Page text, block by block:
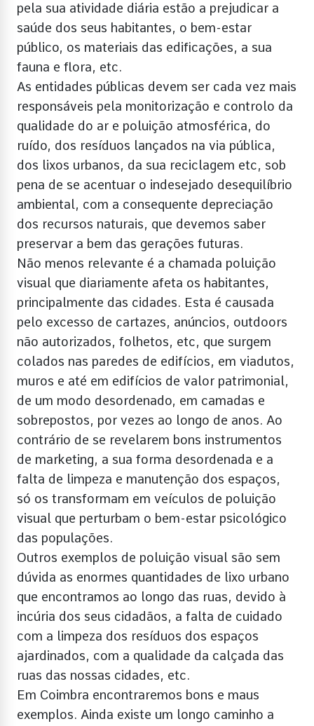
pela sua atividade diária estão a prejudicar a
saúde dos seus habitantes, o bem-estar
público, os materiais das edificações, a sua
fauna e flora, etc.
As entidades públicas devem ser cada vez mais
responsáveis pela monitorização e controlo da
qualidade do ar e poluição atmosférica, do
ruído, dos resíduos lançados na via pública,
dos lixos urbanos, da sua reciclagem etc, sob
pena de se acentuar o indesejado desequilíbrio
ambiental, com a consequente depreciação
dos recursos naturais, que devemos saber
preservar a bem das gerações futuras.
Não menos relevante é a chamada poluição
visual que diariamente afeta os habitantes,
principalmente das cidades. Esta é causada
pelo excesso de cartazes, anúncios, outdoors
não autorizados, folhetos, etc, que surgem
colados nas paredes de edifícios, em viadutos,
muros e até em edifícios de valor patrimonial,
de um modo desordenado, em camadas e
sobrepostos, por vezes ao longo de anos. Ao
contrário de se revelarem bons instrumentos
de marketing, a sua forma desordenada e a
falta de limpeza e manutenção dos espaços,
só os transformam em veículos de poluição
visual que perturbam o bem-estar psicológico
das populações.
Outros exemplos de poluição visual são sem
dúvida as enormes quantidades de lixo urbano
que encontramos ao longo das ruas, devido à
incúria dos seus cidadãos, a falta de cuidado
com a limpeza dos resíduos dos espaços
ajardinados, com a qualidade da calçada das
ruas das nossas cidades, etc.
Em Coimbra encontraremos bons e maus
exemplos. Ainda existe um longo caminho a